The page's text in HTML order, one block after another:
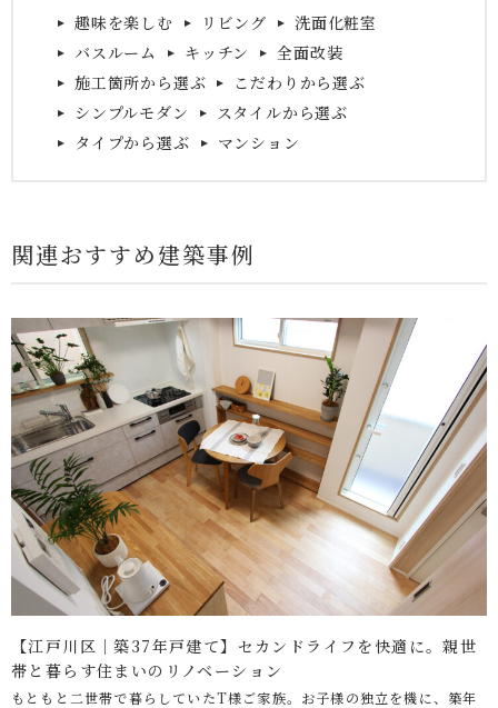
趣味を楽しむ リビング
洗面化粧室
バスルーム
キッチン
全面改装
施工箇所から選ぶ
こだわりから選ぶ
シンプルモダン
スタイルから選ぶ
タイプから選ぶ
マンション
関連おすすめ建築事例
【江戸川区｜築37年戸建て】セカンドライフを快適に。親世
帯と暮らす住まいのリノベーション
もともと二世帯で暮らしていたT様ご家族。お子様の独立を機に、築年